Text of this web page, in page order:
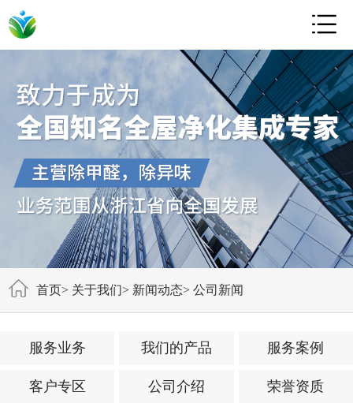

首页> 关于我们> 新闻动态>公司新闻
服务业务 我们的产品 服务案例
客户专区 公司介绍 荣誉资质